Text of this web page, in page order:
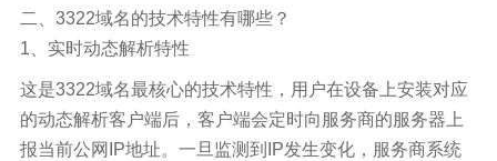
二、3322域名的技术特性有哪些？
1、实时动态解析特性
这是3322域名最核心的技术特性，用户在设备上安装对应
的动态解析客户端后，客户端会定时向服务商的服务器上
报当前公网IP地址。一旦监测到IP发生变化，服务商系统